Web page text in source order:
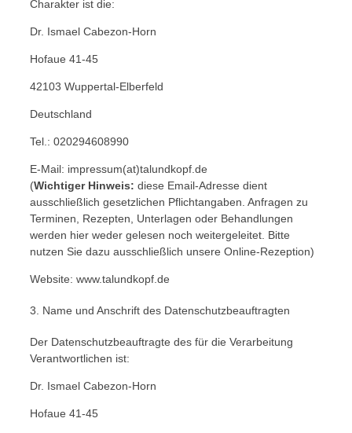
Charakter ist die:
Dr. Ismael Cabezon-Horn
Hofaue 41-45
42103 Wuppertal-Elberfeld
Deutschland
Tel.: 020294608990
E-Mail: impressum(at)talundkopf.de
(Wichtiger Hinweis: diese Email-Adresse dient
ausschließlich gesetzlichen Pflichtangaben. Anfragen zu
Terminen, Rezepten, Unterlagen oder Behandlungen
werden hier weder gelesen noch weitergeleitet. Bitte
nutzen Sie dazu ausschließlich unsere Online-Rezeption)
Website: www.talundkopf.de
3. Name und Anschrift des Datenschutzbeauftragten
Der Datenschutzbeauftragte des für die Verarbeitung
Verantwortlichen ist:
Dr. Ismael Cabezon-Horn
Hofaue 41-45